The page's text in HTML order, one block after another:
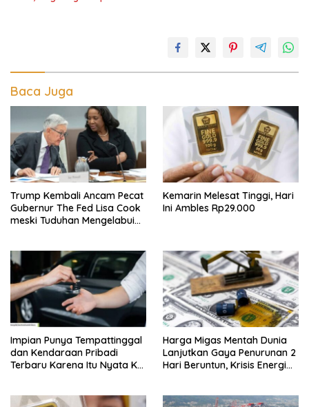
Baca Juga
Trump Kembali Ancam Pecat
Gubernur The Fed Lisa Cook
meski Tuduhan Mengelabui
Kemarin Melesat Tinggi, Hari
Ini Ambles Rp29.000
Impian Punya Tempattinggal
dan Kendaraan Pribadi
Terbaru Karena Itu Nyata Ke
Harga Migas Mentah Dunia
Lanjutkan Gaya Penurunan 2
Hari Beruntun, Krisis Energi